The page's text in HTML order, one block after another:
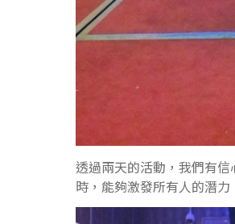
透過兩天的活動，我們有
時，能夠激發所有人的潛